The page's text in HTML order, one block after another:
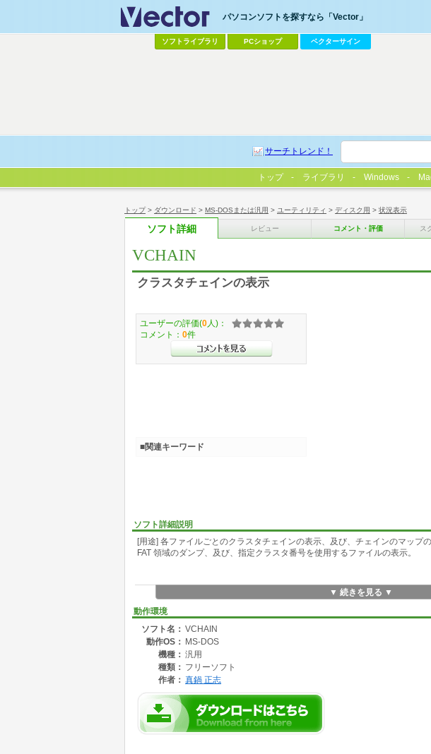
トップ> ダウンロード > MS-DOSまたは汎用 > ユーティリティ > ディスク用 > 状況表示
ソフト詳細 レビュー コメント・評価 ス
VCHAIN
クラスタチェインの表示
ソフト詳細説明
[用途] 各ファイルごとのクラスタチェインの表示、及び、チェインのマップの
FAT 領域のダンプ、及び、指定クラスタ番号を使用するファイルの表示。
▼ 続きを見る ▼
動作環境
ソフト名： VCHAIN
動作OS： MS-DOS
機種： 汎用
種類： フリーソフト
作者： 真鍋 正志
ユーザーの評価(0 人)：
コメント： 0件
■関連キーワード
パソコンソフトを探すなら「Vector」
ソフトライブラリ PCショップ ベクターサイン
サーチトレンド！
トップ ライブラリ Windows